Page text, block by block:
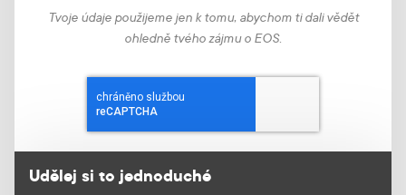
Tvoje údaje použijeme jen k tomu, abychom ti dali vědět
ohledně tvého zájmu o EOS.
Udělej si to jednoduché